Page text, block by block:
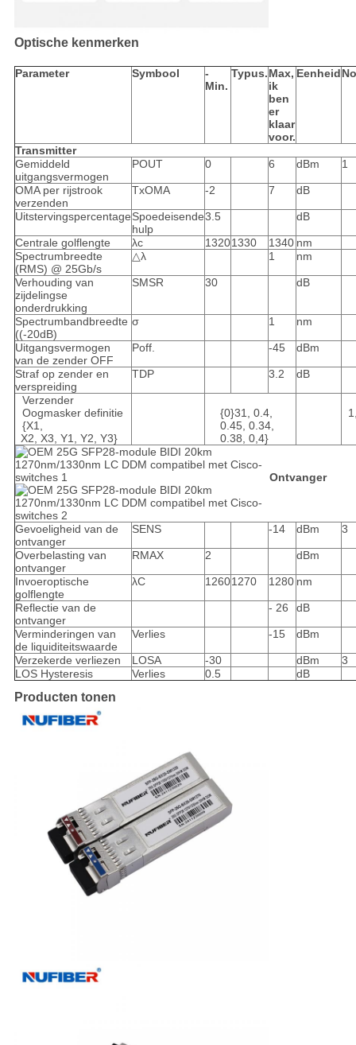
Optische kenmerken
Parameter Symbool
-
Min.
Typus.Max,
ik
ben
er
klaar
voor.
Eenheid
Transmitter
Gemiddeld
uitgangsvermogen
POUT 0 6 dBm 1
OMA per rijstrook
verzenden
TxOMA -2 7 dB
UitstervingspercentageSpoedeisende
hulp
3.5 dB
Centrale golflengte λc 13201330 1340 nm
Spectrumbreedte
(RMS) @ 25Gb/s
△λ 1 nm
Verhouding van
zijdelingse
onderdrukking
SMSR 30 dB
Spectrumbandbreedte
((-20dB)
σ 1 nm
Uitgangsvermogen
van de zender OFF
Poff. -45 dBm
Straf op zender en
verspreiding
TDP 3.2 dB
Verzender
Oogmasker definitie
{X1,
X2, X3, Y1, Y2, Y3}
{0}31, 0.4,
0.45, 0.34,
0.38, 0,4}
Ontvanger
Gevoeligheid van de
ontvanger
SENS -14 dBm 3
Overbelasting van
ontvanger
RMAX 2 dBm
Invoeroptische
golflengte
λC 12601270 1280 nm
Reflectie van de
ontvanger
- 26 dB
Verminderingen van
de liquiditeitswaarde
Verlies -15 dBm
Verzekerde verliezen LOSA -30 dBm
3
LOS Hysteresis
Verlies 0.5 dB
Producten tonen